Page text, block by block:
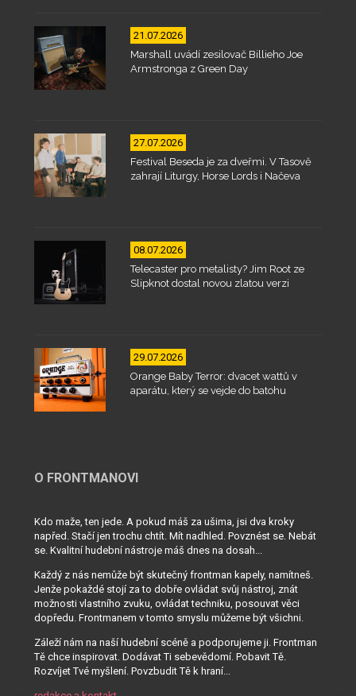
21.07.2026
Marshall uvádí zesilovač Billieho Joe
Armstronga z Green Day
27.07.2026
Festival Beseda je za dveřmi. V Tasově
zahrají Liturgy, Horse Lords i Načeva
08.07.2026
Telecaster pro metalisty? Jim Root ze
Slipknot dostal novou zlatou verzi
29.07.2026
Orange Baby Terror: dvacet wattů v
aparátu, který se vejde do batohu
O FRONTMANOVI
Kdo maže, ten jede. A pokud máš za ušima, jsi dva kroky
napřed. Stačí jen trochu chtít. Mít nadhled. Povznést se. Nebát
se. Kvalitní hudební nástroje máš dnes na dosah...
Každý z nás nemůže být skutečný frontman kapely, namítneš.
Jenže pokaždé stojí za to dobře ovládat svůj nástroj, znát
možnosti vlastního zvuku, ovládat techniku, posouvat věci
dopředu. Frontmanem v tomto smyslu můžeme být všichni.
Záleží nám na naší hudební scéně a podporujeme ji. Frontman
Tě chce inspirovat. Dodávat Ti sebevědomí. Pobavit Tě.
Rozvíjet Tvé myšlení. Povzbudit Tě k hraní...